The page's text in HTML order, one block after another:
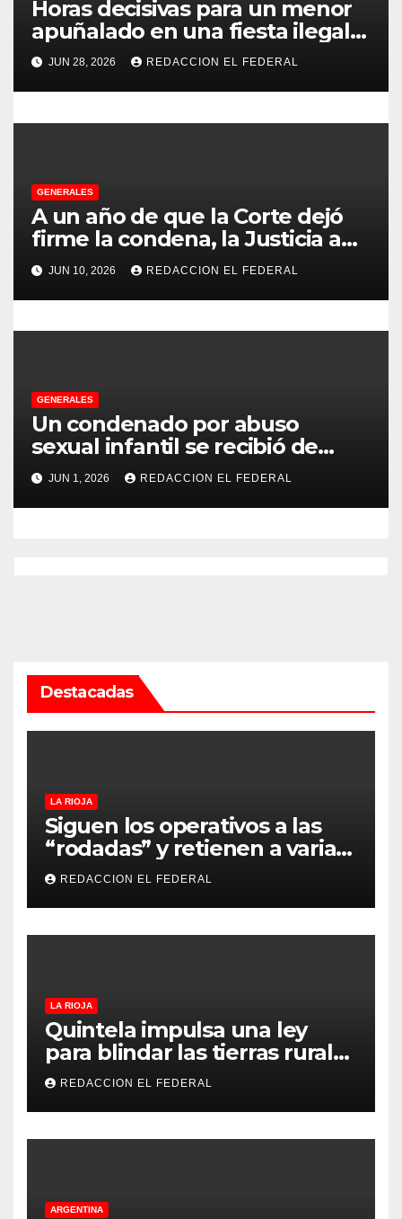
n
t
r
a
a
s
Horas decisivas para un menor
apuñalado en una fiesta ilegal
con más de 500 asistentes en
Chilecito
JUN 28, 2026 REDACCION EL FEDERAL
GENERALES
A un año de que la Corte dejó
firme la condena, la Justicia aún
no pudo decomisarle ni un peso
a CFK
JUN 10, 2026 REDACCION EL FEDERAL
GENERALES
Un condenado por abuso
sexual infantil se recibió de
psicopedagogo dentro del
Servicio Penitenciario de La
Rioja
JUN 1, 2026 REDACCION EL FEDERAL
Destacadas
LA RIOJA
Siguen los operativos a las
“rodadas” y retienen a varias
motocicletas
REDACCION EL FEDERAL
LA RIOJA
Quintela impulsa una ley
para blindar las tierras rurales
de La Rioja: cuáles son los
principales puntos
REDACCION EL FEDERAL
ARGENTINA